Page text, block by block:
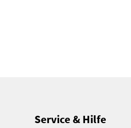
Service & Hilfe